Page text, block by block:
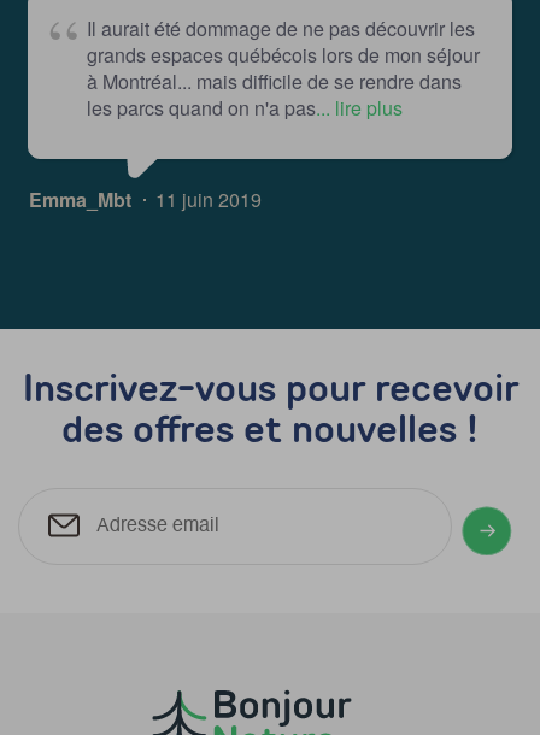
Il aurait été dommage de ne pas découvrir les
grands espaces québécois lors de mon séjour
à Montréal... mais difficile de se rendre dans
les parcs quand on n'a pas... lire plus
Emma_Mbt 11 juin 2019
Inscrivez-vous pour recevoir
des offres et nouvelles !